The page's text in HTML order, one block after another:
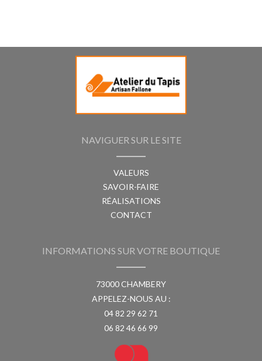
NAVIGUER SUR LE SITE
VALEURS
SAVOIR-FAIRE
RÉALISATIONS
CONTACT
INFORMATIONS SUR VOTRE BOUTIQUE
73000 CHAMBERY
APPELEZ-NOUS AU :
04 82 29 62 71
06 82 46 66 99